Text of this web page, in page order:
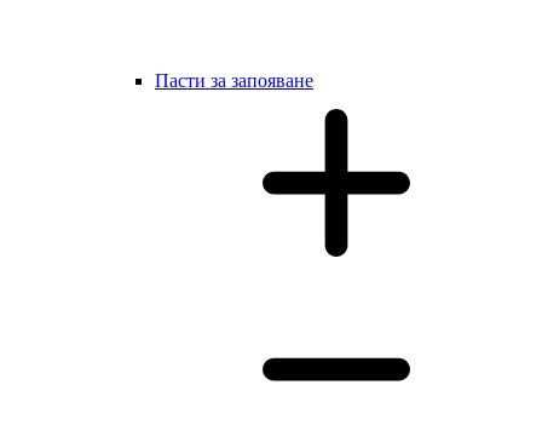
Пасти за запояване